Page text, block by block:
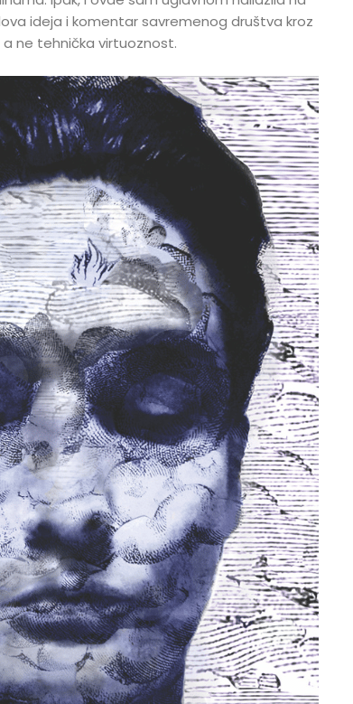
ideja i komentar savremenog društva kroz
ne tehnička virtuoznost.